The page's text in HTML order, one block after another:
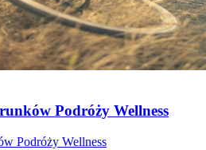
Podróży Wellness
Podróży Wellness